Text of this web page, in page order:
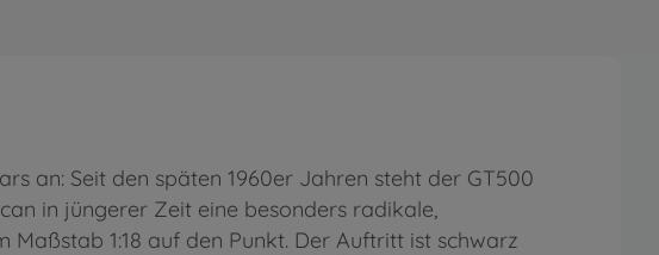
an: Seit den späten 1960er Jahren steht der GT500
in jüngerer Zeit eine besonders radikale,
1:18 auf den Punkt. Der Auftritt ist schwarz